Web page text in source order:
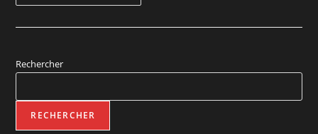
Rechercher
RECHERCHER